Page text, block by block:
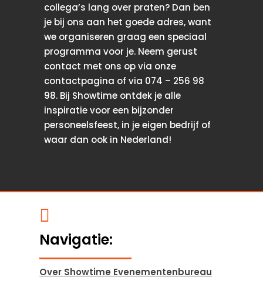
collega’s lang over praten? Dan ben
je bij ons aan het goede adres, want
we organiseren graag een speciaal
programma voor je. Neem gerust
contact met ons op via onze
contactpagina of via 074 – 256 98
98. Bij Showtime ontdek je alle
inspiratie voor een bijzonder
personeelsfeest, in je eigen bedrijf of
waar dan ook in Nederland!

Navigatie:
Over Showtime Evenementenbureau